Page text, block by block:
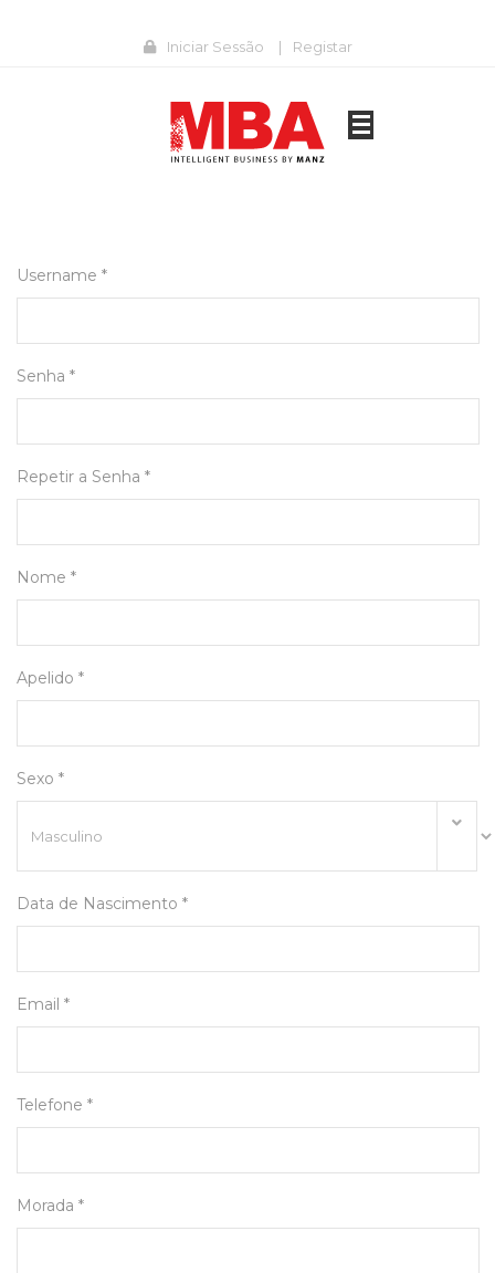
Iniciar Sessão | Registar
Username *
Senha *
Repetir a Senha *
Nome *
Apelido *
Sexo *
Data de Nascimento *
Email *
Telefone *
Morada *